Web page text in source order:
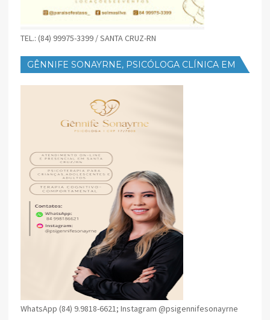
TEL.: (84) 99975-3399 / SANTA CRUZ-RN
GÊNNIFE SONAYRNE, PSICÓLOGA CLÍNICA EM
WhatsApp (84) 9.9818-6621; Instagram @psigennifesonayrne